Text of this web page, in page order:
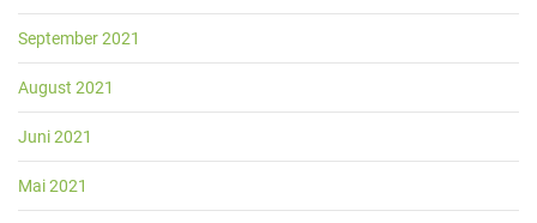
September 2021
August 2021
Juni 2021
Mai 2021